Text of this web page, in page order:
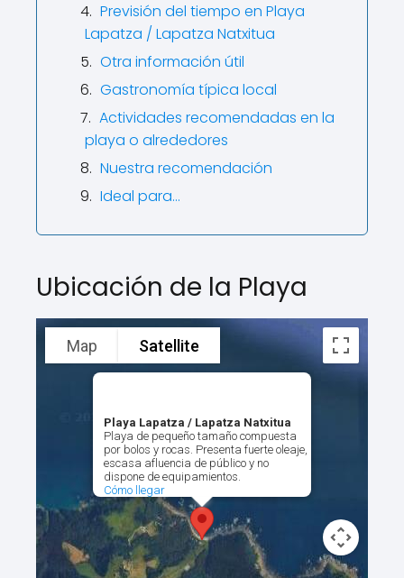
Previsión del tiempo en Playa
Lapatza / Lapatza Natxitua
Otra información útil
Gastronomía típica local
Actividades recomendadas en la
playa o alrededores
Nuestra recomendación
Ideal para…
Ubicación de la Playa
Playa Lapatza / Lapatza Natxitua
Playa de pequeño tamaño compuesta
por bolos y rocas. Presenta fuerte oleaje,
escasa afluencia de público y no
dispone de equipamientos.
Cómo llegar
Map Satellite